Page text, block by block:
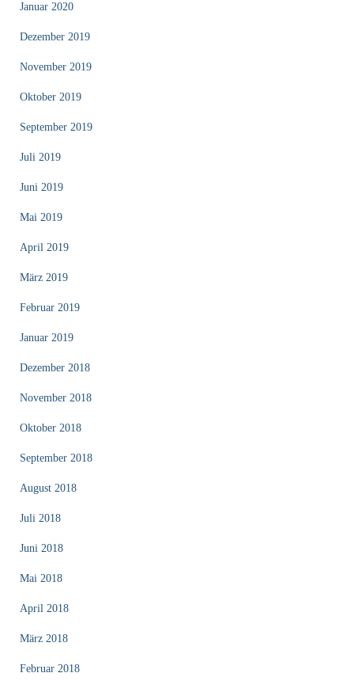
Januar 2020
Dezember 2019
November 2019
Oktober 2019
September 2019
Juli 2019
Juni 2019
Mai 2019
April 2019
März 2019
Februar 2019
Januar 2019
Dezember 2018
November 2018
Oktober 2018
September 2018
August 2018
Juli 2018
Juni 2018
Mai 2018
April 2018
März 2018
Februar 2018